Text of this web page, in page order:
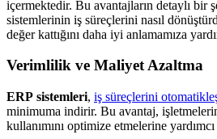
içermektedir. Bu avantajların detaylı bir
sistemlerinin iş süreçlerini nasıl
değer kattığını daha iyi anlamamıza
Verimlilik ve Maliyet Azaltma
ERP sistemleri, iş süreçlerini
minimuma indirir. Bu avantaj,
kullanımını optimize etmelerine